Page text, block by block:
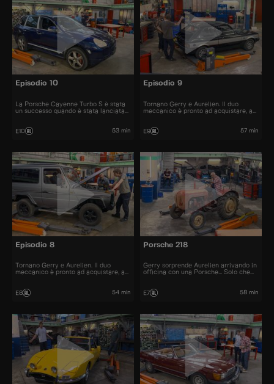
Episodio 10
La Porsche Cayenne Turbo S è stata
un successo quando è stata lanciata
E10 53 min
Episodio 9
Tornano Gerry e Aurelien. Il duo
meccanico è pronto ad acquistare, a
bellissime.
E9 57 min
Episodio 8
Tornano Gerry e Aurelien. Il duo
meccanico è pronto ad acquistare, a
bellissime.
E8 54 min
Porsche 218
Gerry sorprende Aurelien arrivando in
officina con una Porsche... Solo che
E7 58 min